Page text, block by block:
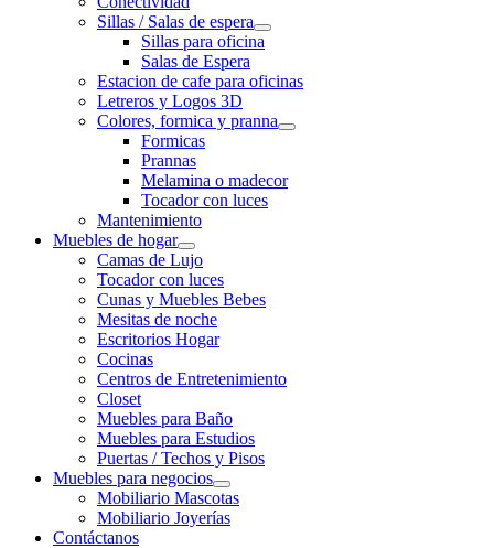
Sillas / Salas de espera
Sillas para oficina
Salas de Espera
Estacion de cafe para oficinas
Letreros y Logos 3D
Colores, formica y pranna
Formicas
Prannas
Melamina o madecor
Tocador con luces
Mantenimiento
Muebles de hogar
Camas de Lujo
Tocador con luces
Cunas y Muebles Bebes
Mesitas de noche
Escritorios Hogar
Cocinas
Centros de Entretenimiento
Closet
Muebles para Baño
Muebles para Estudios
Puertas / Techos y Pisos
Muebles para negocios
Mobiliario Mascotas
Mobiliario Joyerías
Contáctanos